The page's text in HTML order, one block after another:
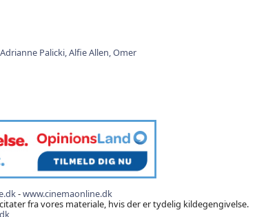
Adrianne Palicki,Alfie Allen,Omer
-www.cinemaonline.dk
fra vores materiale, hvis der er tydelig kildegengivelse.